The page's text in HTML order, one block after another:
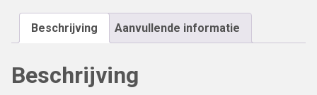
Beschrijving Aanvullende informatie
Beschrijving